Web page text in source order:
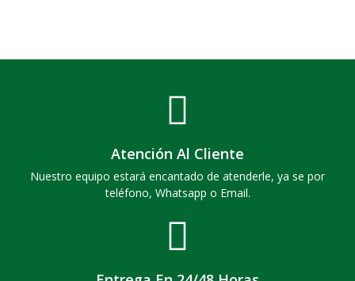
Atención Al Cliente
Nuestro equipo estará encantado de atenderle, ya se por
teléfono, Whatsapp o Email.